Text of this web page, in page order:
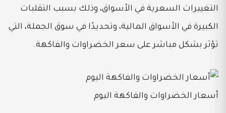
التغييرات السعرية في الأسواق، وذلك بسبب التقلبات
الكبيرة في الأسواق المالية، وتحديدًا في سوق الجملة، التي
تؤثر بشكل مباشر على سعر الخضراوات والفاكهة.
أسعار الخضراوات والفاكهة اليوم